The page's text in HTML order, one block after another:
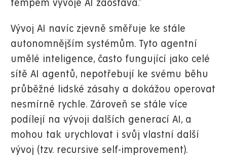
tempem vývoje AI zaostává.“
Vývoj AI navíc zjevně směřuje ke stále
autonomnějším systémům. Tyto agentní
umělé inteligence, často fungující jako celé
sítě AI agentů, nepotřebují ke svému běhu
průběžné lidské zásahy a dokážou operovat
nesmírně rychle. Zároveň se stále více
podílejí na vývoji dalších generací AI, a
mohou tak urychlovat i svůj vlastní další
vývoj (tzv. recursive self-improvement).